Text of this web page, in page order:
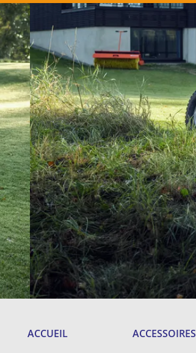
ACCUEIL ACCESSOIRES